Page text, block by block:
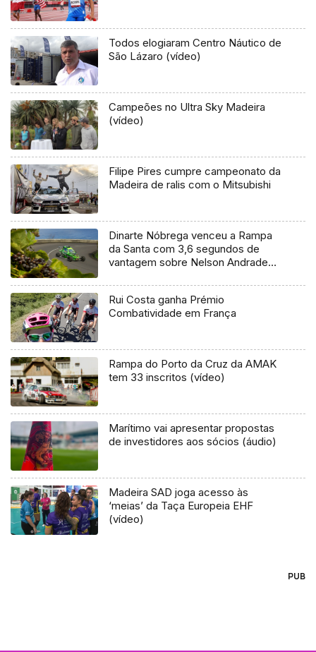
Todos elogiaram Centro Náutico de
São Lázaro (vídeo)
Campeões no Ultra Sky Madeira
(vídeo)
Filipe Pires cumpre campeonato da
Madeira de ralis com o Mitsubishi
Dinarte Nóbrega venceu a Rampa
da Santa com 3,6 segundos de
vantagem sobre Nelson Andrade
Rui Costa ganha Prémio
Combatividade em França
Rampa do Porto da Cruz da AMAK
tem 33 inscritos (vídeo)
Marítimo vai apresentar propostas
de investidores aos sócios (áudio)
Madeira SAD joga acesso às
‘meias’ da Taça Europeia EHF
(vídeo)
PUB